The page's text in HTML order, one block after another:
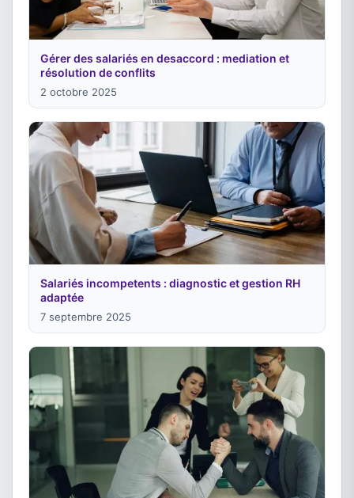
Gérer des salariés en desaccord : mediation et
résolution de conflits
2 octobre 2025
Salariés incompetents : diagnostic et gestion RH
adaptée
7 septembre 2025